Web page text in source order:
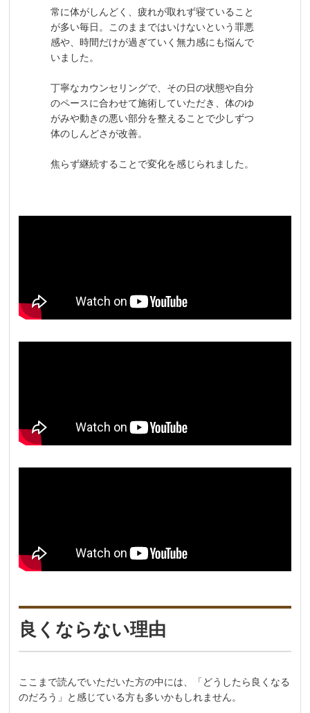
常に体がしんどく、疲れが取れず寝ていること
が多い毎日。このままではいけないという罪悪
感や、時間だけが過ぎていく無力感にも悩んで
いました。
丁寧なカウンセリングで、その日の状態や自分
のペースに合わせて施術していただき、体のゆ
がみや動きの悪い部分を整えることで少しずつ
体のしんどさが改善。
焦らず継続することで変化を感じられました。
良くならない理由
ここまで読んでいただいた方の中には、「どうしたら良くなる
のだろう」と感じている方も多いかもしれません。